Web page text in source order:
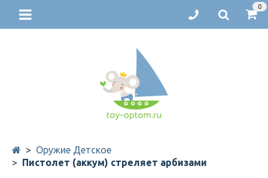
0
Оружие Детское
Пистолет (аккум) стреляет арбизами